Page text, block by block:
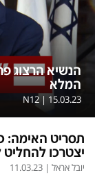
הנשיא הרצוג
המלא
N12 | 15.03.23
תסריט האימה:
יצטרכו להחליט
יובל אראל |
11.03.23